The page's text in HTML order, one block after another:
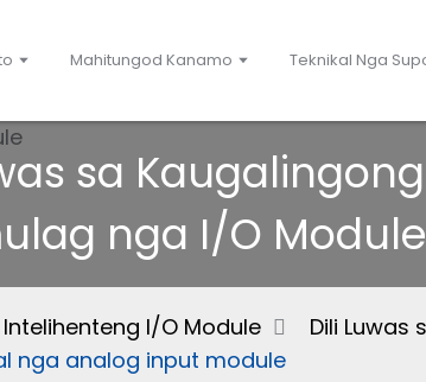
Mahitungod Kanamo Teknikal Nga
sa
nga I/O Module
I/O Module
Dili Luwas
nga analog input module